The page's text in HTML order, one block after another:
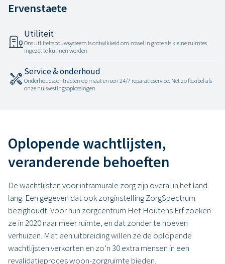
Ervenstaete
Utiliteit
Ons utiliteitsbouwsysteem is ontwikkeld om zowel in grote als kleine ruimtes
ingezet te kunnen worden
Service & onderhoud
Onderhoudscontracten op maat en een 24/7 reparatieservice. Net zo flexibel als
onze huisvestingsoplossingen
Oplopende wachtlijsten,
veranderende behoeften
De wachtlijsten voor intramurale zorg zijn overal in het land
lang. Een gegeven dat ook zorginstelling ZorgSpectrum
bezighoudt. Voor hun zorgcentrum Het Houtens Erf zoeken
ze in 2020 naar meer ruimte, en dat zonder te hoeven
verhuizen. Met een uitbreiding willen ze de oplopende
wachtlijsten verkorten en zo’n 30 extra mensen in een
revalidatieproces woon-zorgruimte bieden.